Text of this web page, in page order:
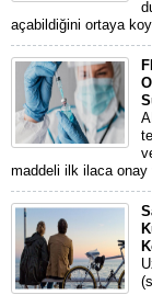
açabildiğini ortaya
maddeli ilk ilaca onay